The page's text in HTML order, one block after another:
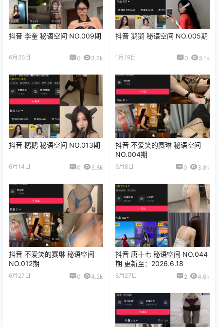
抖音 李奎 秘语空间 NO.009期
6月26日 0 3.7k
抖音 鹅鹅 秘语空间 NO.005期
1月19日 0 3.1k
抖音 鹅鹅 秘语空间 NO.013期
6月14日 0 3.8k
抖音 不爱笑的赛琳 秘语空间
NO.004期
6月8日 0 3.8k
抖音 不爱笑的赛琳 秘语空间
NO.012期
6月27日 0 4.2k
抖音 唐十七 秘语空间 NO.044
期 更新至：2026.6.18
6月27日 2 4.6k